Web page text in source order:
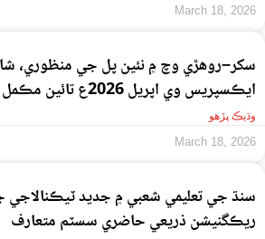
March 18, 2026
سکر–روهڙي وچ ۾ نئين پل جي منظوري،
ايڪسپريس وي اپريل 2026ع تائين مڪمل ڪرڻ جي هدايت
وڌيڪ پڙهو
March 18, 2026
سنڌ جي تعليمي شعبي ۾ جديد ٽيڪنالاجي
ريڪگنيشن ذريعي حاضري سسٽم متعارف